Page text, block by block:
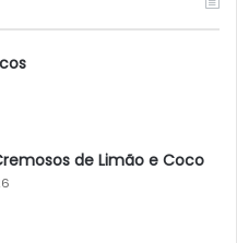
de Limão e Coco